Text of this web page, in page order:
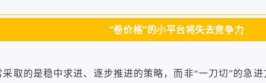
“卷价格”的小平台将失去竞争力
取的是稳中求进、逐步推进的策略，而非“一刀切”的急